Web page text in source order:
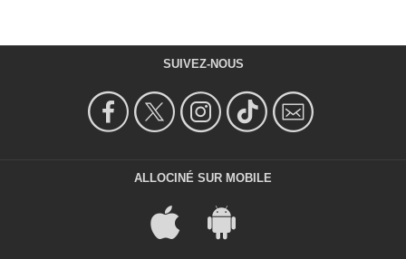
SUIVEZ-NOUS
ALLOCINÉ SUR MOBILE